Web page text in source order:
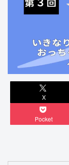
X
Pocket